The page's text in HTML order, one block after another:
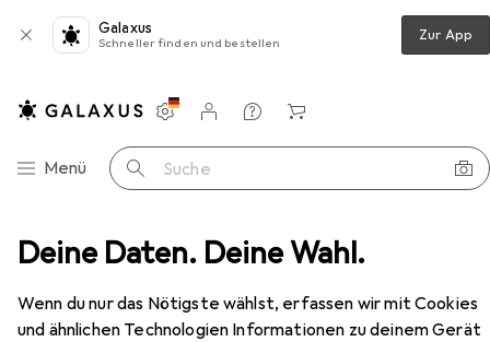
Deine Daten. Deine Wahl.
Wenn du nur das Nötigste wählst, erfassen wir mit Cookies
und ähnlichen Technologien Informationen zu deinem Gerät
Galaxus
Schneller finden und bestellen Zur App
Navigation nach Kategorien
Menü Suche
Einstellungen
Kundenkonto
Vergleichslisten
Merklisten
Warenkorb
+ Teppiche Teppich Wecon Home Anna